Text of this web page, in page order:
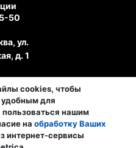
50
ул.
д. 1
cookies, чтобы
удобным для
нашим
на обработку Ваших
интернет-сервисы